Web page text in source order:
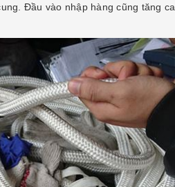
Đầu vào nhập hàng cũng tăng